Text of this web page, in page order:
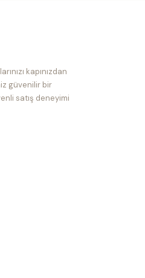
kapınızdan
güvenilir bir
satış deneyimi